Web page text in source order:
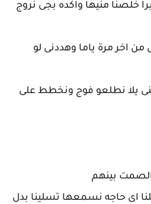
خلصنا منيها واكده بجى نروج
اخر مرة ياما وهددنى لو
يلا نطلعو فوج ونخطط على
بينهم
اى حاجه نسمعها تسلينا بدل